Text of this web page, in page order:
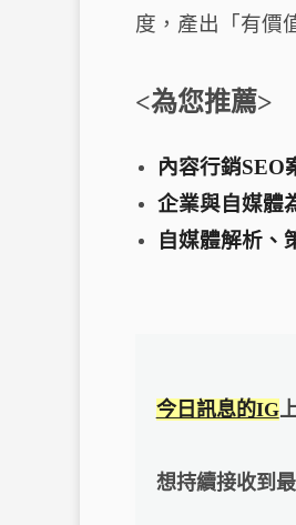
度，產出「有價
<為您推薦>
內容行銷SEO
企業與自媒體
自媒體解析、
今日訊息的IG
想持續接收到